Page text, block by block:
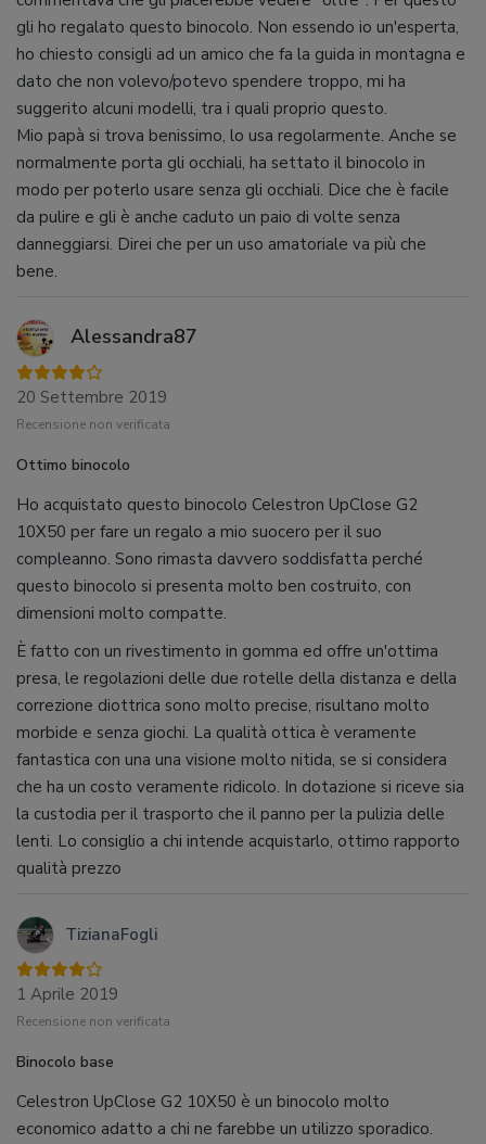
gli ho regalato questo binocolo. Non essendo io un'esperta,
ho chiesto consigli ad un amico che fa la guida in montagna e
dato che non volevo/potevo spendere troppo, mi ha
suggerito alcuni modelli, tra i quali proprio questo.
Mio papà si trova benissimo, lo usa regolarmente. Anche se
normalmente porta gli occhiali, ha settato il binocolo in
modo per poterlo usare senza gli occhiali. Dice che è facile
da pulire e gli è anche caduto un paio di volte senza
danneggiarsi. Direi che per un uso amatoriale va più che
bene.
Alessandra87
20 Settembre 2019
Recensione non verificata
Ottimo binocolo
Ho acquistato questo binocolo Celestron UpClose G2
10X50 per fare un regalo a mio suocero per il suo
compleanno. Sono rimasta davvero soddisfatta perché
questo binocolo si presenta molto ben costruito, con
dimensioni molto compatte.
È fatto con un rivestimento in gomma ed offre un'ottima
presa, le regolazioni delle due rotelle della distanza e della
correzione diottrica sono molto precise, risultano molto
morbide e senza giochi. La qualità ottica è veramente
fantastica con una una visione molto nitida, se si considera
che ha un costo veramente ridicolo. In dotazione si riceve sia
la custodia per il trasporto che il panno per la pulizia delle
lenti. Lo consiglio a chi intende acquistarlo, ottimo rapporto
qualità prezzo
TizianaFogli
1 Aprile 2019
Recensione non verificata
Binocolo base
Celestron UpClose G2 10X50 è un binocolo molto
economico adatto a chi ne farebbe un utilizzo sporadico.